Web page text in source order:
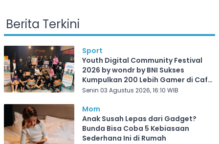
Berita Terkini
Sport
Youth Digital Community Festival
2026 by wondr by BNI Sukses
Kumpulkan 200 Lebih Gamer di Cafe
Frekuensi Depok
Senin 03 Agustus 2026, 16:10 WIB
Mom
Anak Susah Lepas dari Gadget?
Bunda Bisa Coba 5 Kebiasaan
Sederhana Ini di Rumah